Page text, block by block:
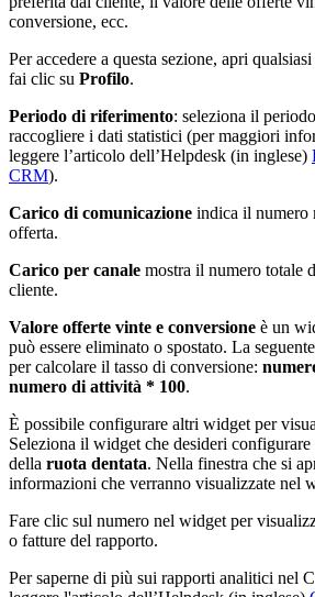
conversione, ecc.
Per accedere a questa sezione, apri qualsiasi
fai clic su Profilo.
Periodo di riferimento: seleziona il
raccogliere i dati statistici (per maggiori
leggere l’articolo dell’Helpdesk (in inglese)
CRM).
Carico di comunicazione indica il numero
offerta.
Carico per canale mostra il numero totale
cliente.
Valore offerte vinte e conversione è un
può essere eliminato o spostato. La
per calcolare il tasso di conversione:
numero di attività * 100.
È possibile configurare altri widget per
Seleziona il widget che desideri
della ruota dentata. Nella finestra che si
informazioni che verranno visualizzate nel
Fare clic sul numero nel widget per
o fatture del rapporto.
Per saperne di più sui rapporti analitici nel